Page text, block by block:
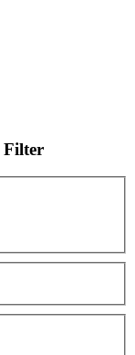
Filter